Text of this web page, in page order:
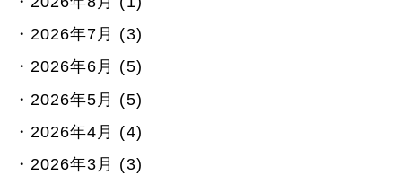
2026年7月 (3)
2026年6月 (5)
2026年5月 (5)
2026年4月 (4)
2026年3月 (3)